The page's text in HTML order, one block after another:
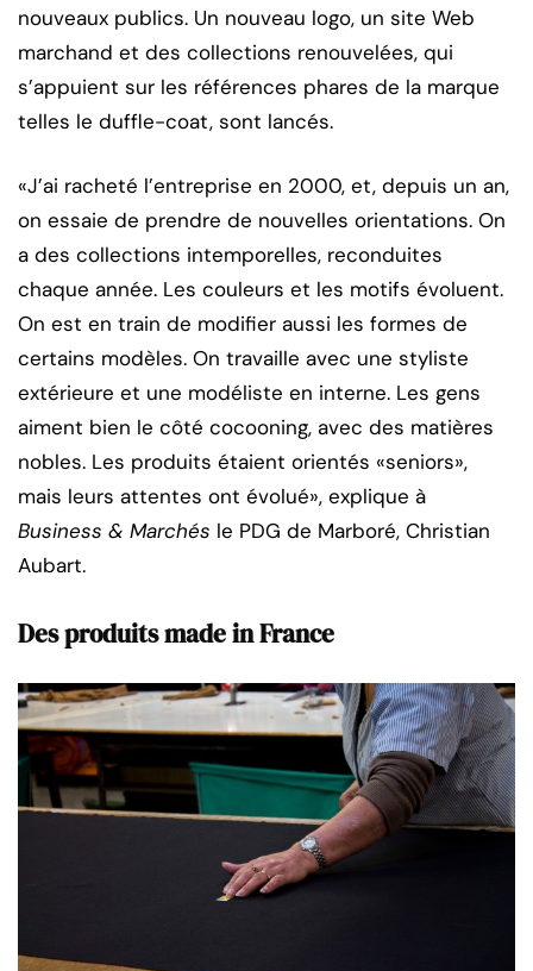
nouveaux publics. Un nouveau logo, un site Web
marchand et des collections renouvelées, qui
s’appuient sur les références phares de la marque
telles le duffle-coat, sont lancés.
«J’ai racheté l’entreprise en 2000, et, depuis un an,
on essaie de prendre de nouvelles orientations. On
a des collections intemporelles, reconduites
chaque année. Les couleurs et les motifs évoluent.
On est en train de modifier aussi les formes de
certains modèles. On travaille avec une styliste
extérieure et une modéliste en interne. Les gens
aiment bien le côté cocooning, avec des matières
nobles. Les produits étaient orientés «seniors»,
mais leurs attentes ont évolué», explique à
Business & Marchés le PDG de Marboré, Christian
Aubart.
Des produits made in France